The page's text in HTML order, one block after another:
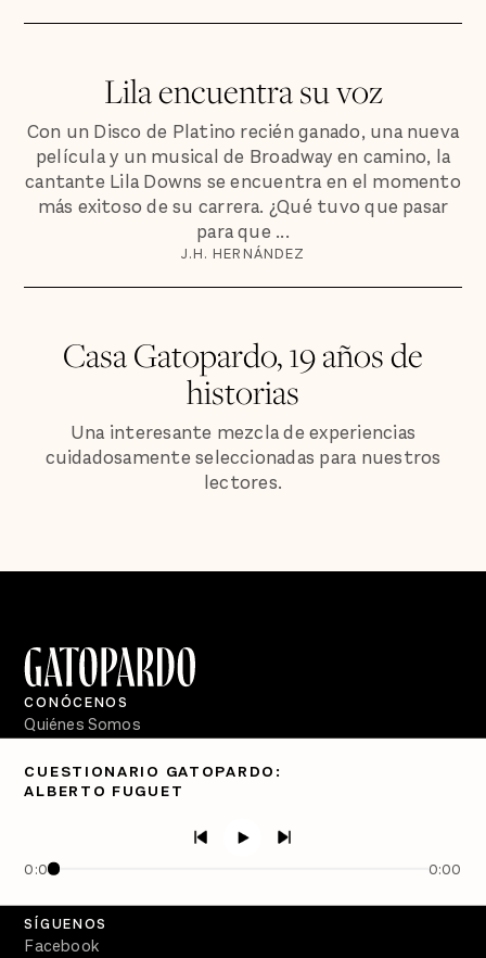
Lila encuentra su voz
Con un Disco de Platino recién ganado, una nueva
película y un musical de Broadway en camino, la
cantante Lila Downs se encuentra en el momento
más exitoso de su carrera. ¿Qué tuvo que pasar
para que ...
J.H. HERNÁNDEZ
Casa Gatopardo, 19 años de
historias
Una interesante mezcla de experiencias
cuidadosamente seleccionadas para nuestros
lectores.
CUESTIONARIO GATOPARDO:
ALBERTO FUGUET
0:00 0:00
CONÓCENOS
Quiénes Somos
PÓDCASTS
Crecer en Distopía
SÍGUENOS
Facebook